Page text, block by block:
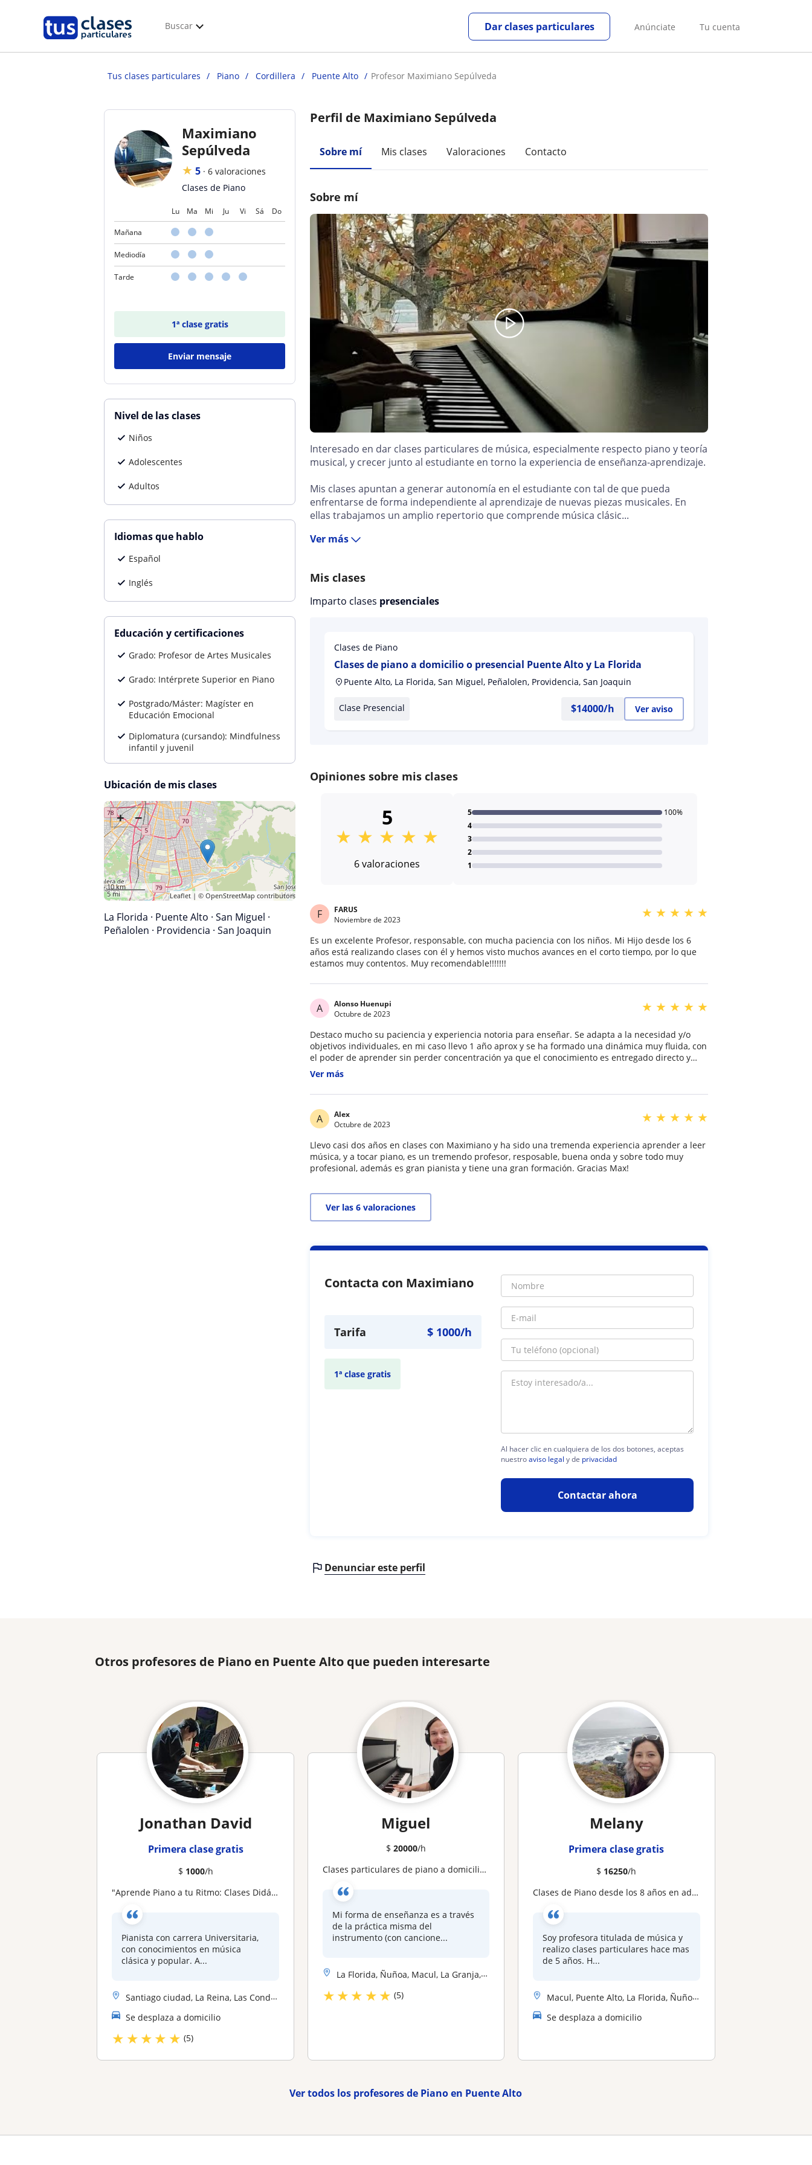
Buscar Anúnciate Tu cuenta
Dar clases particulares
Tus clases particulares Piano Cordillera Puente Alto Profesor Maximiano Sepúlveda
Maximiano
Sepúlveda
★ 5 · 6 valoraciones
Clases de Piano
Lu Ma Mi Ju Vi Sá Do
Mañana
Mediodía
Tarde
1ª clase gratis
Enviar mensaje
Nivel de las clases
Niños
Adolescentes
Adultos
Idiomas que hablo
Español
Inglés
Educación y certificaciones
Grado: Profesor de Artes Musicales
Grado: Intérprete Superior en Piano
Postgrado/Máster: Magíster en
Educación Emocional
Diplomatura (cursando): Mindfulness
infantil y juvenil
Ubicación de mis clases
+ −
10 km
5 mi
Leaflet | ©OpenStreetMap contributors
La Florida · Puente Alto · San Miguel ·
Peñalolen · Providencia · San Joaquin
Perfil de Maximiano Sepúlveda
Sobre mí Mis clases Valoraciones Contacto
Sobre mí
Interesado en dar clases particulares de música, especialmente respecto piano y teoría
musical, y crecer junto al estudiante en torno la experiencia de enseñanza-aprendizaje.
Mis clases apuntan a generar autonomía en el estudiante con tal de que pueda
enfrentarse de forma independiente al aprendizaje de nuevas piezas musicales. En
ellas trabajamos un amplio repertorio que comprende música clásic...
Ver más
Mis clases
Imparto clases presenciales
Clases de Piano
Clases de piano a domicilio o presencial Puente Alto y La Florida
Puente Alto, La Florida, San Miguel, Peñalolen, Providencia, San Joaquin
Clase Presencial $14000/h Ver aviso
Opiniones sobre mis clases
5
★ ★ ★ ★ ★
6 valoraciones 1
2
3
4
5 100%
F
FARUS
Noviembre de 2023
★ ★ ★ ★ ★
Es un excelente Profesor, responsable, con mucha paciencia con los niños. Mi Hijo desde los 6
años está realizando clases con él y hemos visto muchos avances en el corto tiempo, por lo que
estamos muy contentos. Muy recomendable!!!!!!!
A
Alonso Huenupi
Octubre de 2023
★ ★ ★ ★ ★
Destaco mucho su paciencia y experiencia notoria para enseñar. Se adapta a la necesidad y/o
objetivos individuales, en mi caso llevo 1 año aprox y se ha formado una dinámica muy fluida, con
el poder de aprender sin perder concentración ya que el conocimiento es entregado directo y
concreto, tiene un excelente método de enseñanza que hace ésto posible. Muy recomendado, el
progreso lo garantizo :)
Ver más
A
Alex
Octubre de 2023
★ ★ ★ ★ ★
Llevo casi dos años en clases con Maximiano y ha sido una tremenda experiencia aprender a leer
música, y a tocar piano, es un tremendo profesor, resposable, buena onda y sobre todo muy
profesional, además es gran pianista y tiene una gran formación. Gracias Max!
Ver las 6 valoraciones
Contacta con Maximiano
Tarifa $ 1000/h
1ª clase gratis
Al hacer clic en cualquiera de los dos botones, aceptas
nuestroaviso legal y de privacidad
Contactar ahora
Denunciar este perfil
Otros profesores de Piano en Puente Alto que pueden interesarte
Jonathan David
Primera clase gratis
$ 1000/h
​"Aprende Piano a tu Ritmo: Clases Didácticas y Personalizadas (+ 2 clases de Prueba)
Pianista con carrera Universitaria,
con conocimientos en música
clásica y popular. A...
Santiago ciudad, La Reina, Las Condes, Macul, Ñuñoa, Providencia, Puen...
Se desplaza a domicilio
★ ★★★ ★ (5)
Miguel
$ 20000/h
Clases particulares de piano a domicilio u online
Mi forma de enseñanza es a través
de la práctica misma del
instrumento (con cancione...
La Florida, Ñuñoa, Macul, La Granja, Peñalolen, Puente Alto, La Reina,...
★★★ ★★ (5)
Melany
Primera clase gratis
$ 16250/h
Clases de Piano desde los 8 años en adelante
Soy profesora titulada de música y
realizo clases particulares hace mas
de 5 años. H...
Macul, Puente Alto, La Florida, Ñuñoa, Peñalolen
Se desplaza a domicilio
Ver todos los profesores de Piano en Puente Alto